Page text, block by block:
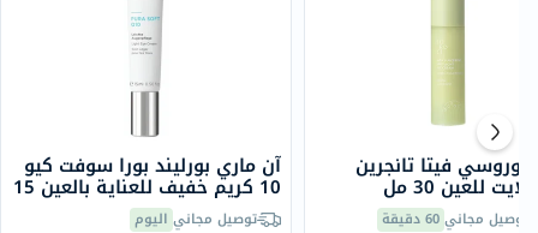
آن ماري بورليند بورا سوفت كيو
10 كريم خفيف للعناية بالعين 15
ملتوصيل مجاني اليوم
فيتا تانجرين
للعين 30 مل
توصيل مجاني60 دقيقة